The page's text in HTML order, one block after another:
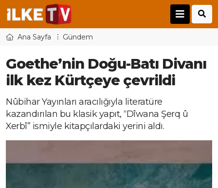
Ana Sayfa Gündem
Goethe’nin Doğu-Batı Divanı
ilk kez Kürtçeye çevrildi
Nûbihar Yayınları aracılığıyla literatüre
kazandırılan bu klasik yapıt, “Dîwana Şerq û
Xerbî” ismiyle kitapçılardaki yerini aldı.